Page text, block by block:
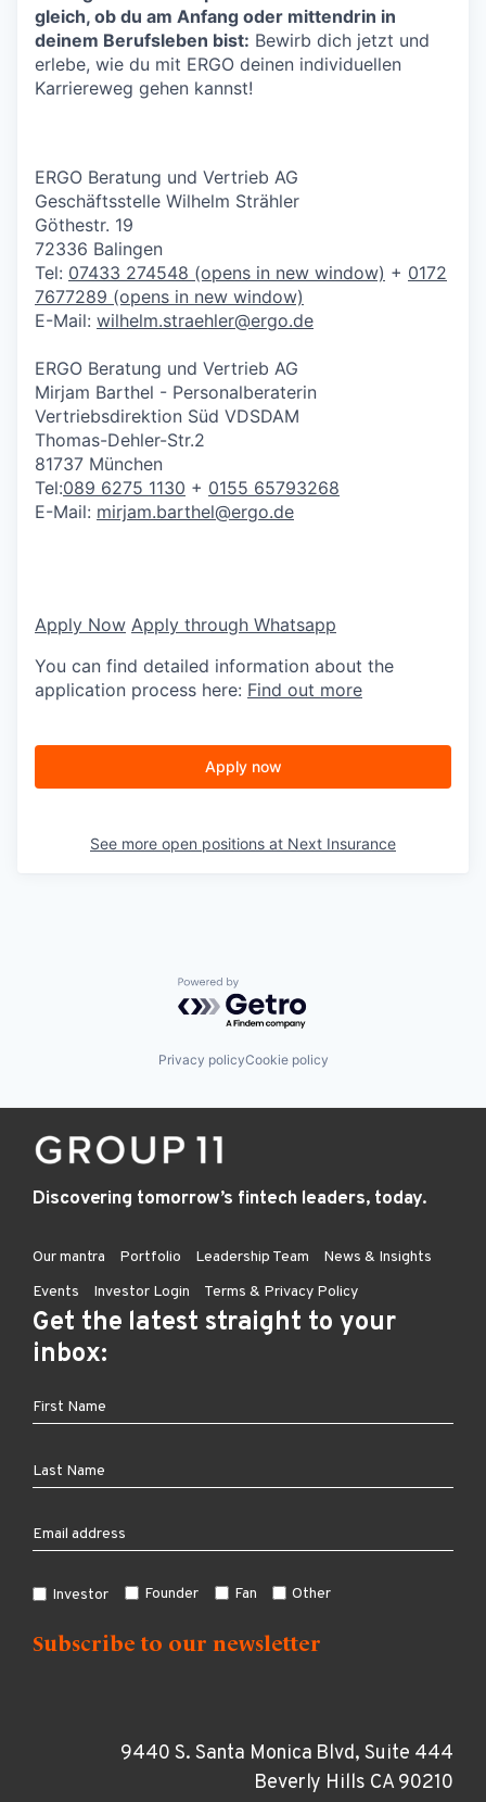
gleich, ob du am Anfang oder mittendrin in
deinem Berufsleben bist: Bewirb dich jetzt und
erlebe, wie du mit ERGO deinen individuellen
Karriereweg gehen kannst!
ERGO Beratung und Vertrieb AG
Geschäftsstelle Wilhelm Strähler
Göthestr. 19
72336 Balingen
Tel: 07433 274548 (opens in new window) + 0172
7677289 (opens in new window)
E-Mail: wilhelm.straehler@ergo.de
ERGO Beratung und Vertrieb AG
Mirjam Barthel - Personalberaterin
Vertriebsdirektion Süd VDSDAM
Thomas-Dehler-Str.2
81737 München
Tel:089 6275 1130 + 0155 65793268
E-Mail: mirjam.barthel@ergo.de
Apply Now Apply through Whatsapp
You can find detailed information about the
application process here: Find out more
Apply now
See more open positions at Next Insurance
Powered by Getro.com
Privacy policyCookie policy
Discovering tomorrow’s fintech leaders, today.
Our mantra Portfolio Leadership Team
News & Insights
Events
Investor Login Terms & Privacy Policy
Get the latest straight to your
inbox:
Investor Founder Fan Other
9440 S. Santa Monica Blvd, Suite 444
Beverly Hills CA 90210